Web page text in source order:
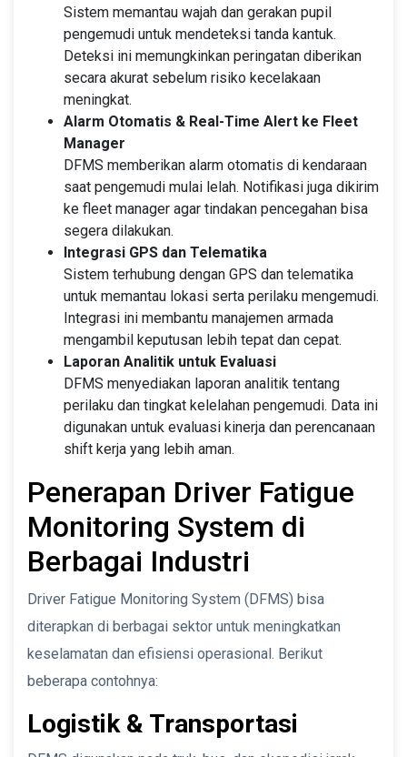
Sistem memantau wajah dan gerakan pupil
pengemudi untuk mendeteksi tanda kantuk.
Deteksi ini memungkinkan peringatan diberikan
secara akurat sebelum risiko kecelakaan
meningkat.
Alarm Otomatis & Real-Time Alert ke Fleet
Manager
DFMS memberikan alarm otomatis di kendaraan
saat pengemudi mulai lelah. Notifikasi juga dikirim
ke fleet manager agar tindakan pencegahan bisa
segera dilakukan.
Integrasi GPS dan Telematika
Sistem terhubung dengan GPS dan telematika
untuk memantau lokasi serta perilaku mengemudi.
Integrasi ini membantu manajemen armada
mengambil keputusan lebih tepat dan cepat.
Laporan Analitik untuk Evaluasi
DFMS menyediakan laporan analitik tentang
perilaku dan tingkat kelelahan pengemudi. Data ini
digunakan untuk evaluasi kinerja dan perencanaan
shift kerja yang lebih aman.
Penerapan Driver Fatigue
Monitoring System di
Berbagai Industri
Driver Fatigue Monitoring System (DFMS) bisa
diterapkan di berbagai sektor untuk meningkatkan
keselamatan dan efisiensi operasional. Berikut
beberapa contohnya:
Logistik & Transportasi